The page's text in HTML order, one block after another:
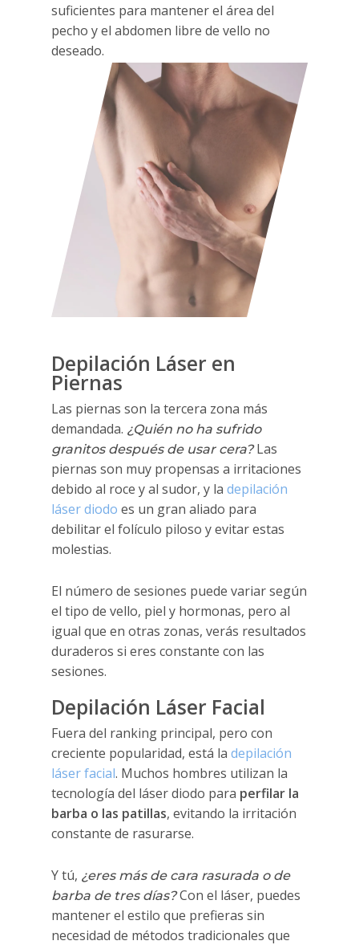
suficientes para mantener el área del
pecho y el abdomen libre de vello no
deseado.
Depilación Láser en
Piernas
Las piernas son la tercera zona más
demandada. ¿Quién no ha sufrido
granitos después de usar cera?Las
piernas son muy propensas a irritaciones
debido al roce y al sudor, y ladepilación
láser diodo es un gran aliado para
debilitar el folículo piloso y evitar estas
molestias.
El número de sesiones puede variar según
el tipo de vello, piel y hormonas, pero al
igual que en otras zonas, verás resultados
duraderos si eres constante con las
sesiones.
Depilación Láser Facial
Fuera del ranking principal, pero con
creciente popularidad, está ladepilación
láser facial. Muchos hombres utilizan la
tecnología del láser diodo para perfilar la
barba o las patillas, evitando la irritación
constante de rasurarse.
Y tú, ¿eres más de cara rasurada o de
barba de tres días?Con el láser, puedes
mantener el estilo que prefieras sin
necesidad de métodos tradicionales que